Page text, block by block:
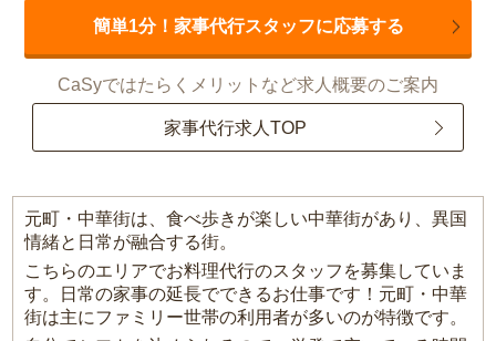
簡単1分！家事代行スタッフに応募する
CaSyではたらくメリットなど求人概要のご案内
家事代行求人TOP
元町・中華街は、食べ歩きが楽しい中華街があり、異国
情緒と日常が融合する街。
こちらのエリアでお料理代行のスタッフを募集していま
す。日常の家事の延長でできるお仕事です！元町・中華
街は主にファミリー世帯の利用者が多いのが特徴です。